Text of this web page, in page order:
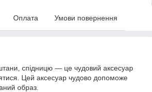
Оплата Умови повернення
спідницю — це чудовий аксесуар
Цей аксесуар чудово допоможе
образ.